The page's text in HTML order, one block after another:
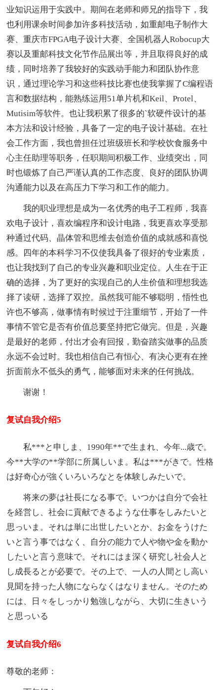
业知识运用于实践中。期间在老师和师兄的指导下，我
也利用课余时间参加许多科技活动，如重邮电子制作大
赛、重庆市FPGA电子设计大赛、全国机器人Robocup大
赛以及重邮科技文化节作品展出等，并且取得良好的成
绩，同时培养了我较好的实践动手能力和团队协作意
识，通过理论学习和这些科技比赛也使我掌握了C编程语
言和数据结构，能熟练运用51单片机和Keil、Protel、
Mutisim等软件。也让我积累了很多的`软硬件设计的基
本方法和设计经验，具备了一定的电子设计基础。在社
会工作方面，我也曾担任过班级班长和学校饮食服务中
心主任助理等职务，任职期间积极工作、业绩突出，同
时也锻炼了自己严谨认真的工作态度、良好的团队协调
沟通能力以及在高压力下学习和工作的能力。
我的职业理想是成为一名优秀的电子工程师，我喜
欢电子设计，喜欢编程序和设计电路，我更喜欢享受那
种通过代码、晶体管和思维去创造价值的成就感和喜悦
感。四年的本科学习不仅使我具备了很好的专业素质，
也让我找到了自己的专业兴趣和职业定位。人生在于正
确的选择，为了更好的实现自己的人生价值和理想我选
择了读研，选择了双控。虽然我可能不够聪明，悟性也
许也不够高，做事情有时候过于注重细节，开始了一件
事情不管它是否有价值总要坚持把它做完。但是，兴趣
是最好的老师，付出才会有回报，勤奋踏实做事的品质
永远不会过时。我也相信自己有恒心、有决心更有在挫
折面前永不低头的勇气，能够面对未来的任何挑战。
谢谢！
复试自我介绍5
私***と申しま、1990年**で生まれ、今年...歳で。
今**大学の**学部に所属しいま。私は***がきで。性格
は好奇心が強くいろいろなとを体験しみたいで。
将来の夢は社長になる事で。いつかは自分で会社
を経営し、社会に貢献できるような仕事をしみたいと
思っいま。それは単に出世したいとか、お金をうけた
いと言う事ではなく、自分の能力で人や物や金を動か
したいと言う意味で。それにはま深く研究し社会人と
し成長るとが必要で。その上で、一人の人間とし高い
見聞を持った人物にならなくはなりません。そのため
には、日々をしっかり勉強しながら、大切に生きいう
と思っいる
复试自我介绍6
尊敬的老师：